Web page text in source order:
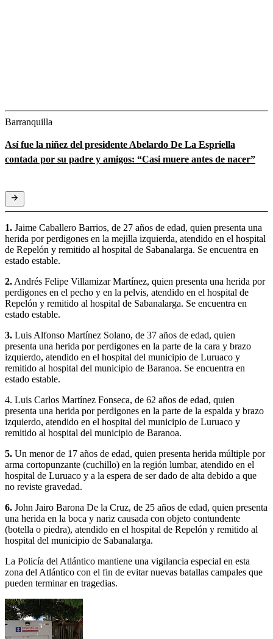
Barranquilla
Así fue la niñez del presidente Abelardo De La Espriella
contada por su padre y amigos: “Casi muere antes de nacer”
1. Jaime Caballero Barrios, de 27 años de edad, quien presenta una
herida por perdigones en la mejilla izquierda, atendido en el hospital
de Repelón y remitido al hospital de Sabanalarga. Se encuentra en
estado estable.
2. Andrés Felipe Villamizar Martínez, quien presenta una herida por
perdigones en el pecho y en la pelvis, atendido en el hospital de
Repelón y remitido al hospital de Sabanalarga. Se encuentra en
estado estable.
3. Luis Alfonso Martínez Solano, de 37 años de edad, quien
presenta una herida por perdigones en la parte de la cara y brazo
izquierdo, atendido en el hospital del municipio de Luruaco y
remitido al hospital del municipio de Baranoa. Se encuentra en
estado estable.
4. Luis Carlos Martínez Fonseca, de 62 años de edad, quien
presenta una herida por perdigones en la parte de la espalda y brazo
izquierdo, atendido en el hospital del municipio de Luruaco y
remitido al hospital del municipio de Baranoa.
5. Un menor de 17 años de edad, quien presenta herida múltiple por
arma cortopunzante (cuchillo) en la región lumbar, atendido en el
hospital de Luruaco y a la espera de ser dado de alta debido a que
no reviste gravedad.
6. John Jairo Barona De la Cruz, de 25 años de edad, quien presenta
una herida en la boca y nariz causada con objeto contundente
(botella o piedra), atendido en el hospital de Repelón y remitido al
hospital del municipio de Sabanalarga.
La Policía del Atlántico mantiene una vigilancia especial en esta
zona del Atlántico con el fin de evitar nuevas batallas campales que
pueden terminar en tragedias.